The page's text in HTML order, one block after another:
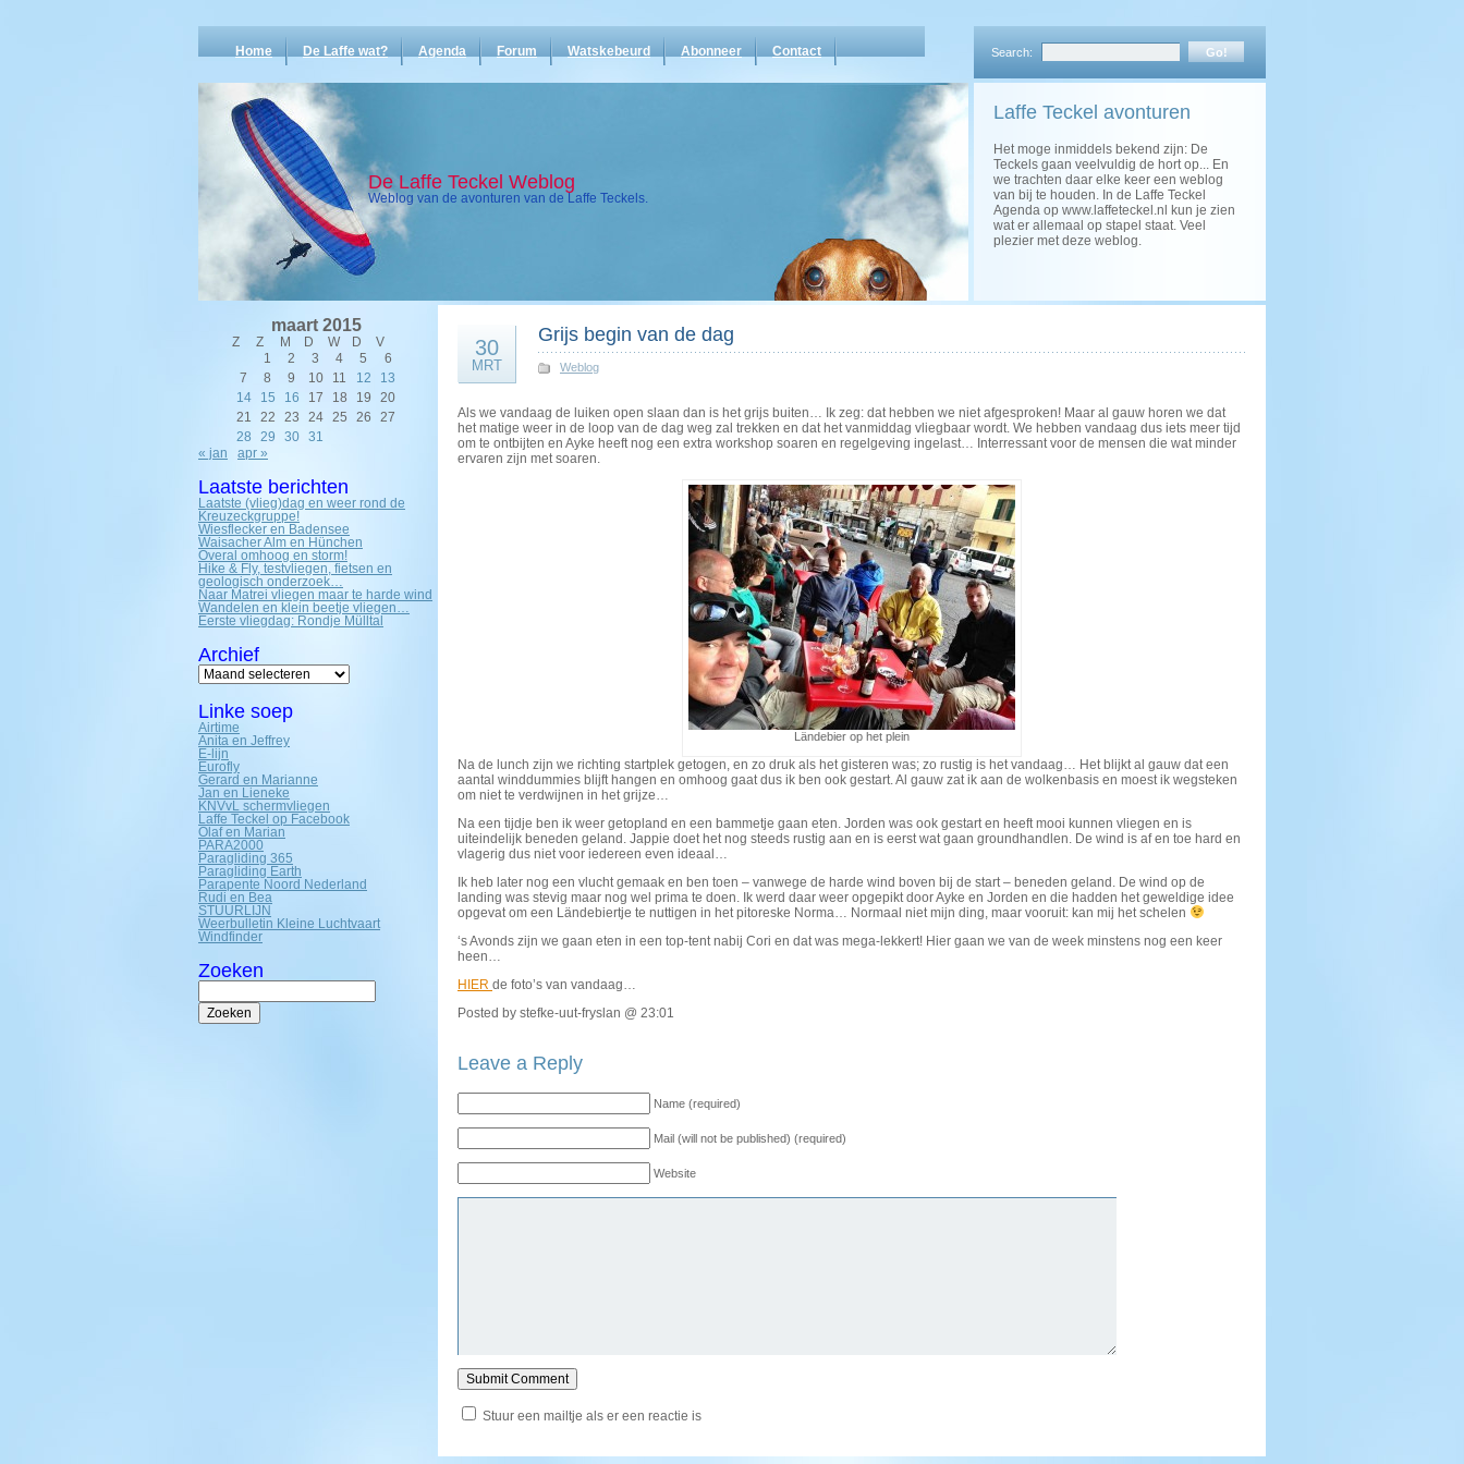
Home De Laffe wat? Agenda Forum Watskebeurd Abonneer Contact Search:
De Laffe Teckel Weblog
Weblog van de avonturen van de Laffe Teckels.
Laffe Teckel avonturen
Het moge inmiddels bekend zijn: De
Teckels gaan veelvuldig de hort op... En
we trachten daar elke keer een weblog
van bij te houden. In de Laffe Teckel
Agenda op www.laffeteckel.nl kun je zien
wat er allemaal op stapel staat. Veel
plezier met deze weblog.
maart 2015
Z Z M D W D
V
1
2 3 4 5
6
7
8 9 10 11 12
13
14
15 16 17 18 19
20
21
22 23 24 25 26
27
28
29 30
31
« jan
apr »
Laatste berichten
Laatste (vlieg)dag en weer rond de
Kreuzeckgruppe!
Wiesflecker en Badensee
Waisacher Alm en Hünchen
Overal omhoog en storm!
Hike & Fly, testvliegen, fietsen en
geologisch onderzoek…
Naar Matrei vliegen maar te harde wind
Wandelen en klein beetje vliegen…
Eerste vliegdag: Rondje Mülltal
Archief
Archief
Linke soep
Airtime
Anita en Jeffrey
E-lijn
Eurofly
Gerard en Marianne
Jan en Lieneke
KNVvL schermvliegen
Laffe Teckel op Facebook
Olaf en Marian
PARA2000
Paragliding 365
Paragliding Earth
Parapente Noord Nederland
Rudi en Bea
STUURLIJN
Weerbulletin Kleine Luchtvaart
Windfinder
Zoeken
Zoeken
naar:
30
MRT
Grijs begin van de dag
Weblog
Als we vandaag de luiken open slaan dan is het grijs buiten… Ik zeg: dat hebben we niet afgesproken! Maar al gauw horen we dat
het matige weer in de loop van de dag weg zal trekken en dat het vanmiddag vliegbaar wordt. We hebben vandaag dus iets meer tijd
om te ontbijten en Ayke heeft nog een extra workshop soaren en regelgeving ingelast… Interressant voor de mensen die wat minder
ervaren zijn met soaren.
Ländebier op het plein
Na de lunch zijn we richting startplek getogen, en zo druk als het gisteren was; zo rustig is het vandaag… Het blijkt al gauw dat een
aantal winddummies blijft hangen en omhoog gaat dus ik ben ook gestart. Al gauw zat ik aan de wolkenbasis en moest ik wegsteken
om niet te verdwijnen in het grijze…
Na een tijdje ben ik weer getopland en een bammetje gaan eten. Jorden was ook gestart en heeft mooi kunnen vliegen en is
uiteindelijk beneden geland. Jappie doet het nog steeds rustig aan en is eerst wat gaan groundhandlen. De wind is af en toe hard en
vlagerig dus niet voor iedereen even ideaal…
Ik heb later nog een vlucht gemaak en ben toen – vanwege de harde wind boven bij de start – beneden geland. De wind op de
landing was stevig maar nog wel prima te doen. Ik werd daar weer opgepikt door Ayke en Jorden en die hadden het geweldige idee
opgevat om een Ländebiertje te nuttigen in het pitoreske Norma… Normaal niet mijn ding, maar vooruit: kan mij het schelen
‘s Avonds zijn we gaan eten in een top-tent nabij Cori en dat was mega-lekkert! Hier gaan we van de week minstens nog een keer
heen…
HIER de foto’s van vandaag…
Posted by stefke-uut-fryslan @ 23:01
Leave a Reply
Name (required)
Mail (will not be published) (required)
Website
Stuur een mailtje als er een reactie is